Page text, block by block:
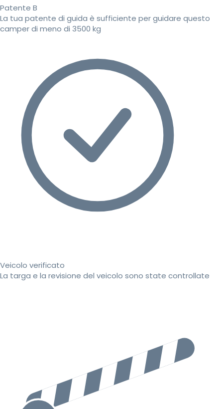
Patente B
La tua patente di guida è sufficiente per guidare questo
camper di meno di 3500 kg
Veicolo verificato
La targa e la revisione del veicolo sono state controllate